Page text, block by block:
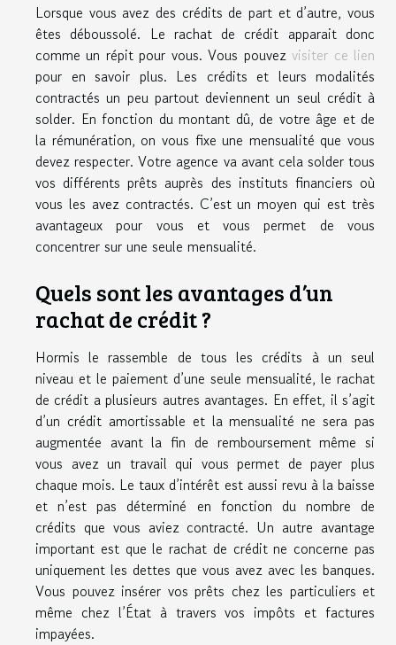
Lorsque vous avez des crédits de part et d’autre, vous
êtes déboussolé. Le rachat de crédit apparait donc
comme un répit pour vous. Vous pouvezvisiter ce lien
pour en savoir plus. Les crédits et leurs modalités
contractés un peu partout deviennent un seul crédit à
solder. En fonction du montant dû, de votre âge et de
la rémunération, on vous fixe une mensualité que vous
devez respecter. Votre agence va avant cela solder tous
vos différents prêts auprès des instituts financiers où
vous les avez contractés. C’est un moyen qui est très
avantageux pour vous et vous permet de vous
concentrer sur une seule mensualité.
Quels sont les avantages d’un
rachat de crédit ?
Hormis le rassemble de tous les crédits à un seul
niveau et le paiement d’une seule mensualité, le rachat
de crédit a plusieurs autres avantages. En effet, il s’agit
d’un crédit amortissable et la mensualité ne sera pas
augmentée avant la fin de remboursement même si
vous avez un travail qui vous permet de payer plus
chaque mois. Le taux d’intérêt est aussi revu à la baisse
et n’est pas déterminé en fonction du nombre de
crédits que vous aviez contracté. Un autre avantage
important est que le rachat de crédit ne concerne pas
uniquement les dettes que vous avez avec les banques.
Vous pouvez insérer vos prêts chez les particuliers et
même chez l’État à travers vos impôts et factures
impayées.